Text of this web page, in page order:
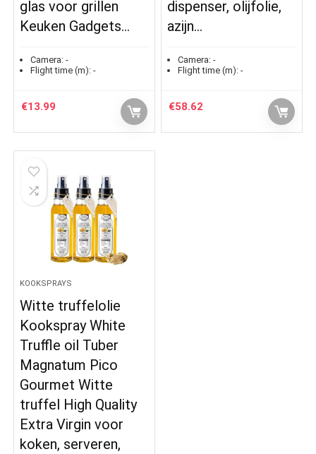
glas voor grillen
Keuken Gadgets…
Camera: -
Flight time (m): -
€13.99
dispenser, olijfolie,
azijn…
Camera: -
Flight time (m): -
€58.62
KOOKSPRAYS
Witte truffelolie
Kookspray White
Truffle oil Tuber
Magnatum Pico
Gourmet Witte
truffel High Quality
Extra Virgin voor
koken, serveren,